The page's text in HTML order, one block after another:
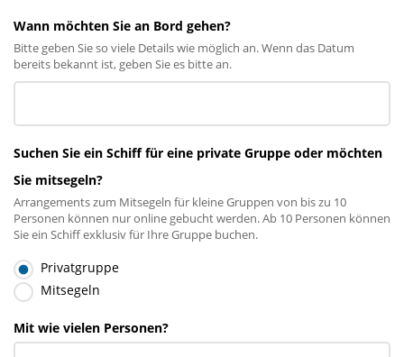
Wann möchten Sie an Bord gehen?
Bitte geben Sie so viele Details wie möglich an. Wenn das Datum
bereits bekannt ist, geben Sie es bitte an.
Suchen Sie ein Schiff für eine private Gruppe oder möchten
Sie mitsegeln?
Arrangements zum Mitsegeln für kleine Gruppen von bis zu 10
Personen können nur online gebucht werden. Ab 10 Personen können
Sie ein Schiff exklusiv für Ihre Gruppe buchen.
Privatgruppe
Mitsegeln
Mit wie vielen Personen?